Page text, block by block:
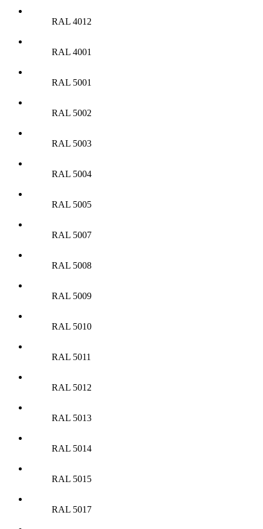
RAL 4012
RAL 4001
RAL 5001
RAL 5002
RAL 5003
RAL 5004
RAL 5005
RAL 5007
RAL 5008
RAL 5009
RAL 5010
RAL 5011
RAL 5012
RAL 5013
RAL 5014
RAL 5015
RAL 5017